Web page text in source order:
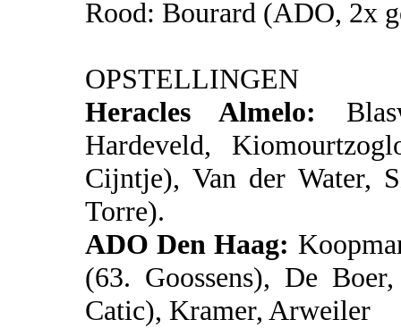
Rood: Bourard (ADO,
OPSTELLINGEN
Heracles Almelo:
Hardeveld,
Cijntje), Van der Water,
Torre).
ADO Den Haag:
(63. Goossens), De
Catic), Kramer, Arweiler